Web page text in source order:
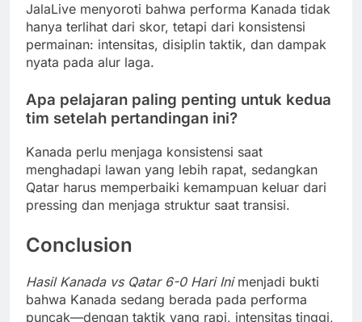
JalaLive menyoroti bahwa performa Kanada tidak
hanya terlihat dari skor, tetapi dari konsistensi
permainan: intensitas, disiplin taktik, dan dampak
nyata pada alur laga.
Apa pelajaran paling penting untuk kedua
tim setelah pertandingan ini?
Kanada perlu menjaga konsistensi saat
menghadapi lawan yang lebih rapat, sedangkan
Qatar harus memperbaiki kemampuan keluar dari
pressing dan menjaga struktur saat transisi.
Conclusion
Hasil Kanada vs Qatar 6-0 Hari Inimenjadi bukti
bahwa Kanada sedang berada pada performa
puncak—dengan taktik yang rapi, intensitas tinggi,